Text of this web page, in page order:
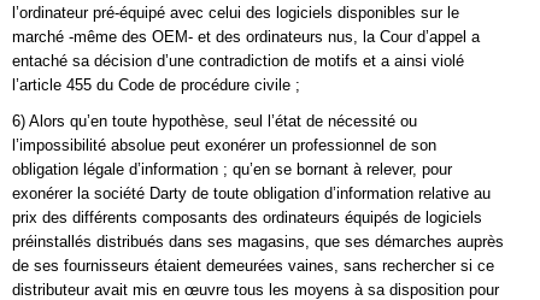
l’ordinateur pré-équipé avec celui des logiciels disponibles sur le
marché -même des OEM- et des ordinateurs nus, la Cour d’appel a
entaché sa décision d’une contradiction de motifs et a ainsi violé
l’article 455 du Code de procédure civile ;
6) Alors qu’en toute hypothèse, seul l’état de nécessité ou
l’impossibilité absolue peut exonérer un professionnel de son
obligation légale d’information ; qu’en se bornant à relever, pour
exonérer la société Darty de toute obligation d’information relative au
prix des différents composants des ordinateurs équipés de logiciels
préinstallés distribués dans ses magasins, que ses démarches auprès
de ses fournisseurs étaient demeurées vaines, sans rechercher si ce
distributeur avait mis en œuvre tous les moyens à sa disposition pour